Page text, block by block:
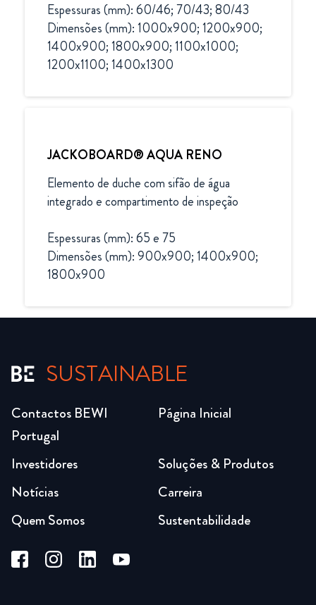
Espessuras (mm): 60/46; 70/43; 80/43
Dimensões (mm): 1000x900; 1200x900;
1400x900; 1800x900; 1100x1000;
1200x1100; 1400x1300
JACKOBOARD® AQUA RENO
Elemento de duche com sifão de água
integrado e compartimento de inspeção
Espessuras (mm): 65 e 75
Dimensões (mm): 900x900; 1400x900;
1800x900
SUSTAINABLE
Página Inicial
Soluções & Produtos
Carreira
Sustentabilidade
Investidores
Notícias
Quem Somos
Contactos BEWI
Portugal